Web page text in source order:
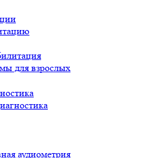
для взрослых
аудиометрия